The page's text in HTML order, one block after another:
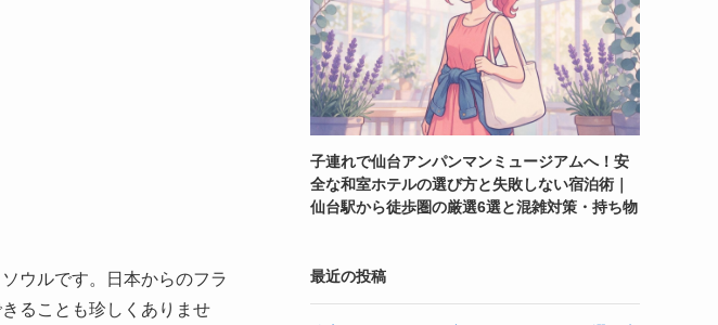
ウルです。日本からのフラ
ることも珍しくありませ
子連れで仙台アンパンマンミュージアムへ！安
全な和室ホテルの選び方と失敗しない宿泊術｜
仙台駅から徒歩圏の厳選6選と混雑対策・持ち物
最近の投稿